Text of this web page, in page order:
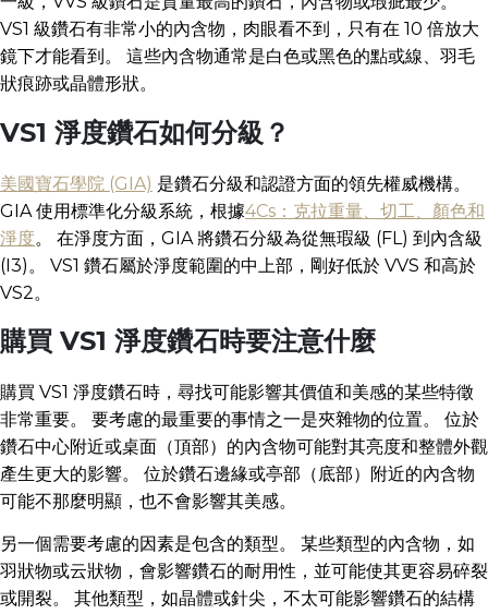
VS1 級鑽石有非常小的內含物，肉眼看不到，只有在 10 倍放大
鏡下才能看到。 這些內含物通常是白色或黑色的點或線、羽毛
狀痕跡或晶體形狀。
VS1 淨度鑽石如何分級？
美國寶石學院 (GIA) 是鑽石分級和認證方面的領先權威機構。
GIA 使用標準化分級系統，根據4Cs：克拉重量、切工、顏色和
淨度。 在淨度方面，GIA 將鑽石分級為從無瑕級 (FL) 到內含級
(I3)。 VS1 鑽石屬於淨度範圍的中上部，剛好低於 VVS 和高於
VS2。
購買 VS1 淨度鑽石時要注意什麼
購買 VS1 淨度鑽石時，尋找可能影響其價值和美感的某些特徵
非常重要。 要考慮的最重要的事情之一是夾雜物的位置。 位於
鑽石中心附近或桌面（頂部）的內含物可能對其亮度和整體外觀
產生更大的影響。 位於鑽石邊緣或亭部（底部）附近的內含物
可能不那麼明顯，也不會影響其美感。
另一個需要考慮的因素是包含的類型。 某些類型的內含物，如
羽狀物或云狀物，會影響鑽石的耐用性，並可能使其更容易碎裂
或開裂。 其他類型，如晶體或針尖，不太可能影響鑽石的結構